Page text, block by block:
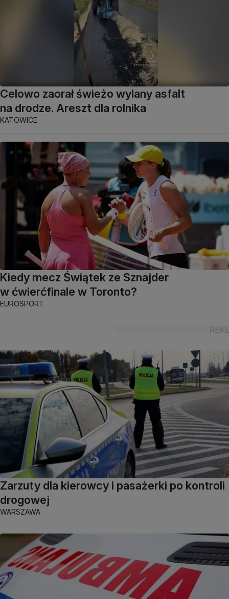
Celowo zaorał świeżo wylany asfalt
na drodze. Areszt dla rolnika
KATOWICE
Kiedy mecz Świątek ze Sznajder
w ćwierćfinale w Toronto?
EUROSPORT
Zarzuty dla kierowcy i pasażerki po kontroli
drogowej
WARSZAWA